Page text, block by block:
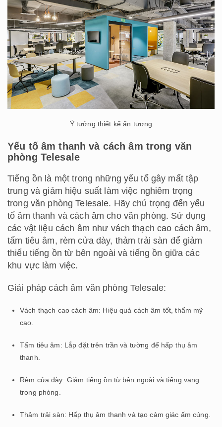
Ý tưởng thiết kế ấn tượng
Yếu tố âm thanh và cách âm trong văn
phòng Telesale
Tiếng ồn là một trong những yếu tố gây mất tập
trung và giảm hiệu suất làm việc nghiêm trọng
trong văn phòng Telesale. Hãy chú trọng đến yếu
tố âm thanh và cách âm cho văn phòng. Sử dụng
các vật liệu cách âm như vách thạch cao cách âm,
tấm tiêu âm, rèm cửa dày, thảm trải sàn để giảm
thiểu tiếng ồn từ bên ngoài và tiếng ồn giữa các
khu vực làm việc.
Giải pháp cách âm văn phòng Telesale:
Vách thạch cao cách âm: Hiệu quả cách âm tốt, thẩm mỹ
cao.
Tấm tiêu âm: Lắp đặt trên trần và tường để hấp thụ âm
thanh.
Rèm cửa dày: Giảm tiếng ồn từ bên ngoài và tiếng vang
trong phòng.
Thảm trải sàn: Hấp thụ âm thanh và tạo cảm giác ấm cúng.